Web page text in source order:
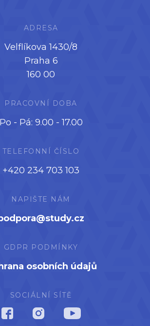
ADRESA
Velflíkova 1430/8
Praha 6
160 00
PRACOVNÍ DOBA
Po - Pá: 9.00 - 17.00
TELEFONNÍ ČÍSLO
+420 234 703 103
NAPIŠTE NÁM
GDPR PODMÍNKY
osobních údajů
SOCIÁLNÍ SÍTĚ